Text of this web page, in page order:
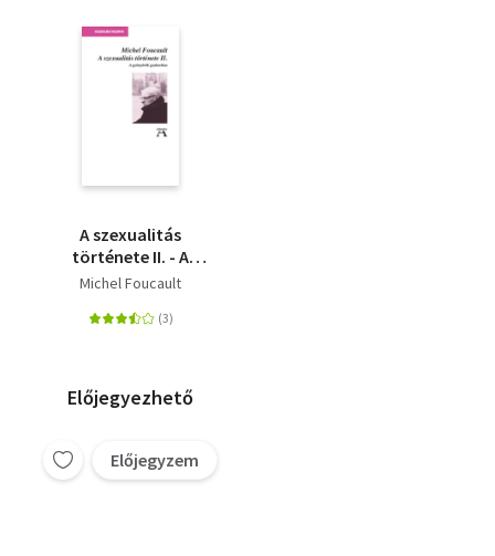
A szexualitás
története II. - A
gyönyörök gyakorlása
Michel Foucault
Előjegyezhető
Előjegyzem